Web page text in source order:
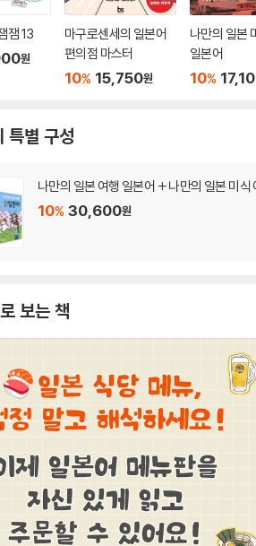
잼 13
원
마구로센세의 일본어
편의점 마스터
10% 15,750원
나만의 일본
일본어
10%
특별 구성
나만의 일본 여행 일본어 + 나만의 일본 미식
10% 30,600원
보는 책